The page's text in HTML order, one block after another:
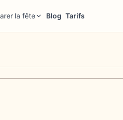
la fête Blog Tarifs